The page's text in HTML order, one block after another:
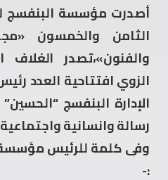
أصدرت مؤسسة البنفسج
الثامن والخمسون
والفنون»،تصدر الغلاف
الزوي افتتاحية العدد
الإدارة البنفسج
رسالة وانسانية واجتماعية
وفى كلمة للرئيس مؤسسة